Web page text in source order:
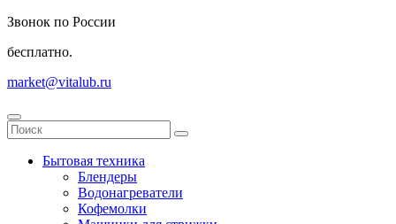
Звонок по России
бесплатно.
market@vitalub.ru
Бытовая техника
Блендеры
Водонагреватели
Кофемолки